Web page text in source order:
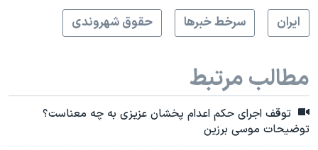
ايران
سرخط خبرها حقوق شهروندی
مطالب مرتبط
توقف اجرای حکم اعدام پخشان عزیزی به چه معناست؟
توضیحات موسی برزین